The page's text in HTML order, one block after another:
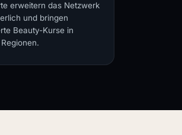
erweitern das Netzwerk
und bringen
Beauty-Kurse in